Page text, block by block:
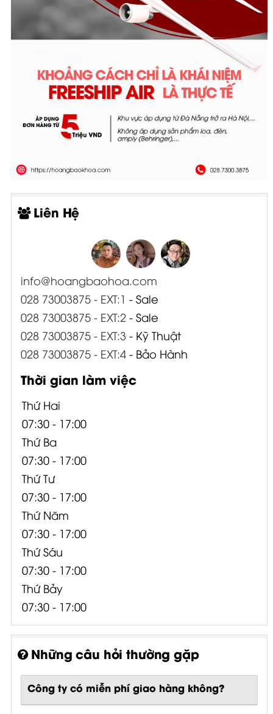
Liên Hệ
info@hoangbaohoa.com
028 73003875 - EXT:1 - Sale
028 73003875 - EXT:2- Sale
028 73003875 - EXT:3 - Kỹ Thuật
028 73003875 - EXT:4- Bảo Hành
Thời gian làm việc
Thứ Hai
07:30 - 17:00
Thứ Ba
07:30 - 17:00
Thứ Tư
07:30 - 17:00
Thứ Năm
07:30 - 17:00
Thứ Sáu
07:30 - 17:00
Thứ Bảy
07:30 - 17:00
Những câu hỏi thường gặp
Công ty có miễn phí giao hàng không?